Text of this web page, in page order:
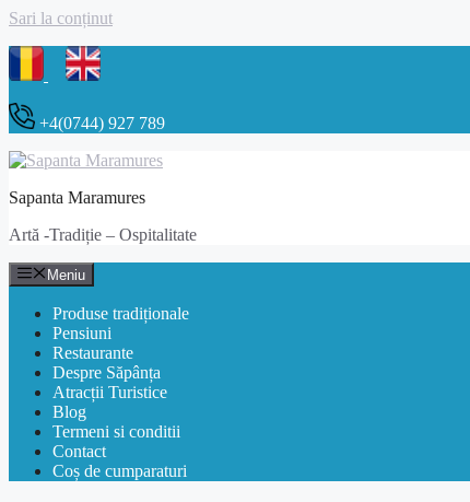
Sari la conținut
+4(0744) 927 789
Sapanta Maramures
Artă -Tradiție – Ospitalitate
Meniu
Produse tradiționale
Pensiuni
Restaurante
Despre Săpânța
Atracții Turistice
Blog
Termeni si conditii
Contact
Coș de cumparaturi